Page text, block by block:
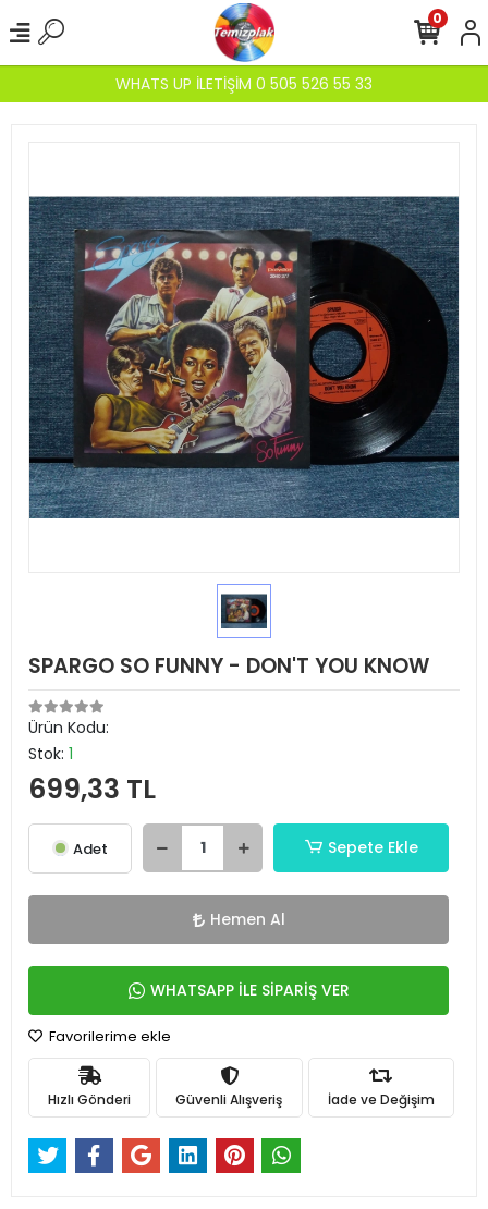
WHATS UP İLETİŞİM 0 505 526 55 33
0
SPARGO SO FUNNY - DON'T YOU KNOW
Ürün Kodu:
Stok: 1
699,33 TL
Adet Sepete Ekle
Hemen Al
WHATSAPP İLE SİPARİŞ VER
Favorilerime ekle
Hızlı Gönderi Güvenli Alışveriş İade ve Değişim